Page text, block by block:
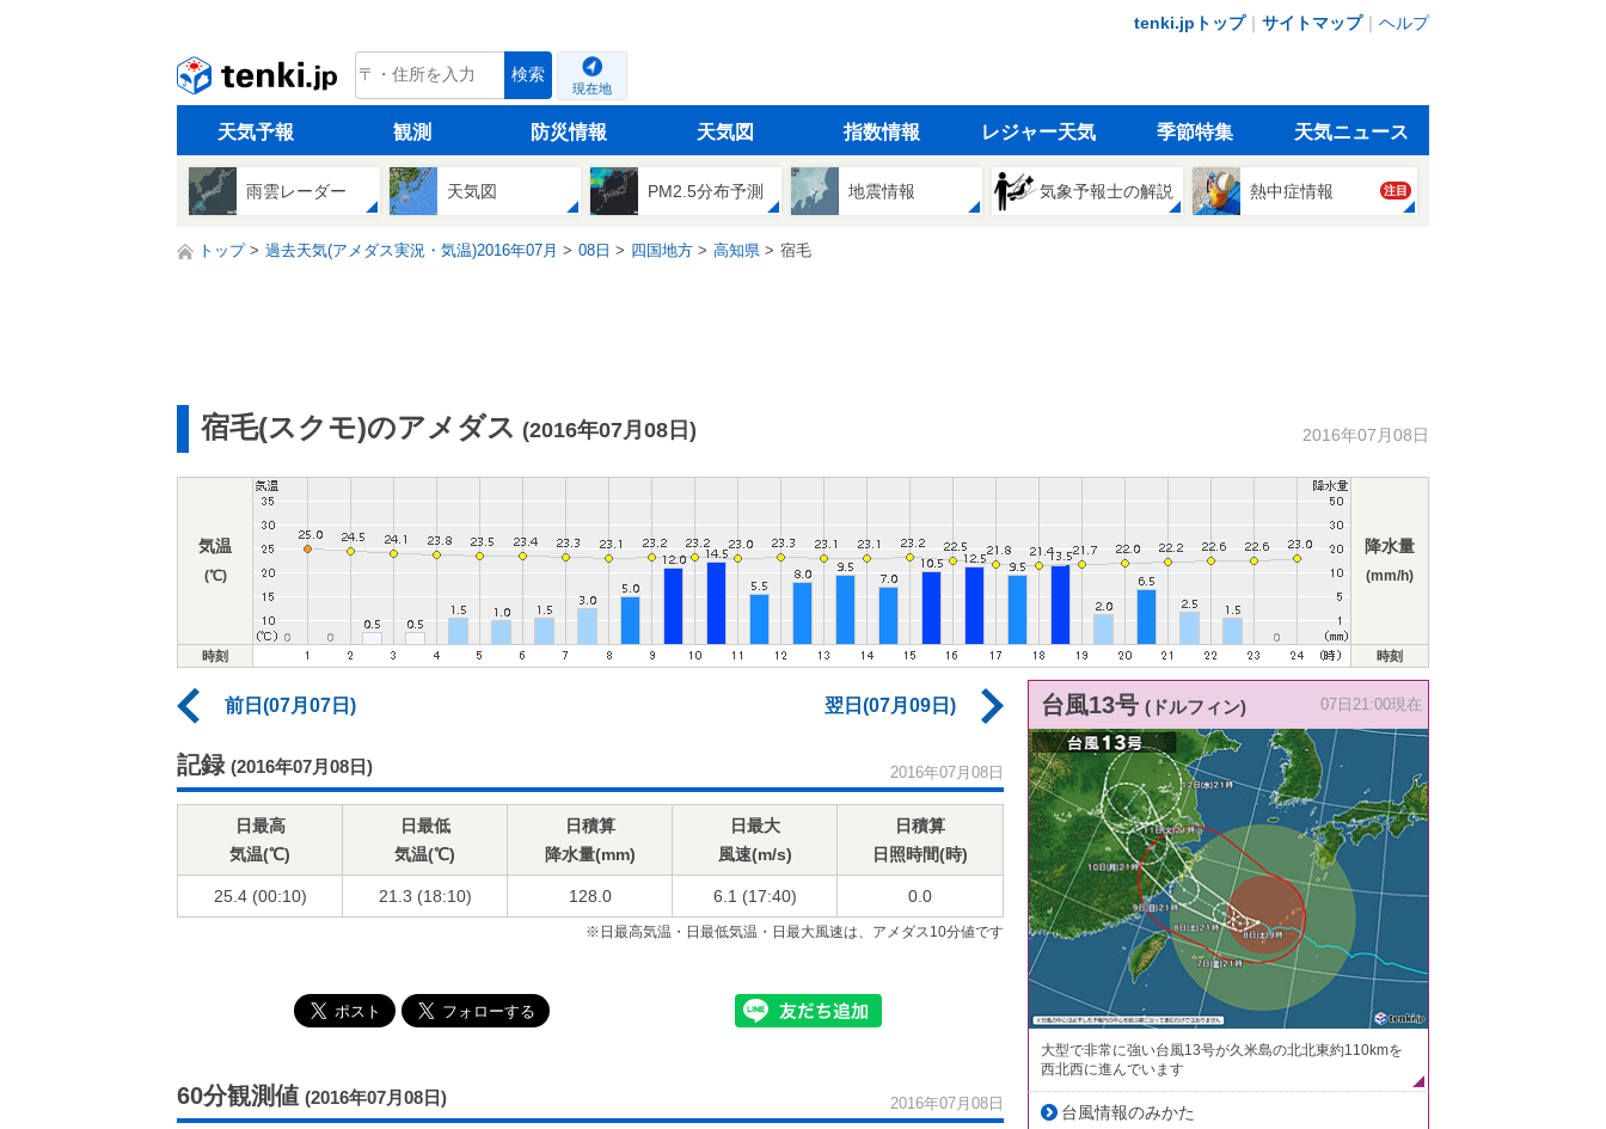
tenki.jpトップ｜ サイトマップ｜ ヘルプ
tenki.jp 検索
現在地
天気予報 観測 防災情報 天気図 指数情報 レジャー天気 季節特集 天気ニュース
雨雲レーダー 天気図 PM2.5分布予測 地震情報 気象予報士の解説 熱中症情報 注目
トップ 過去天気(アメダス実況・気温)2016年07月 08日 四国地方 高知県 宿毛
宿毛(スクモ)のアメダス (2016年07月08日) 2016年07月08日
気温
(℃)
降水量
(mm/h)
時刻 時刻
前日(07月07日) 翌日(07月09日)
記録 (2016年07月08日) 2016年07月08日
日最高
気温(℃)
日最低
気温(℃)
日積算
降水量(mm)
日最大
風速(m/s)
日積算
日照時間(時)
25.4 (00:10) 21.3 (18:10) 128.0 6.1 (17:40) 0.0
※日最高気温・日最低気温・日最大風速は、アメダス10分値です
60分観測値 (2016年07月08日) 2016年07月08日
台風13号 (ドルフィン) 07日21:00現在
大型で非常に強い台風13号が久米島の北北東約110kmを
西北西に進んでいます
台風情報のみかた